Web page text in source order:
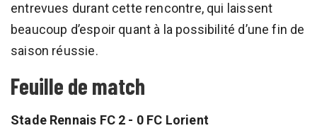
entrevues durant cette rencontre, qui laissent
beaucoup d’espoir quant à la possibilité d’une fin de
saison réussie.
Feuille de match
Stade Rennais FC 2 - 0 FC Lorient